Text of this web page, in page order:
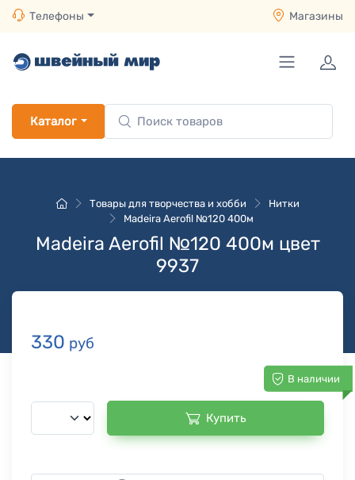
Телефоны Магазины
Каталог
Товары для творчества и хобби
Нитки
Madeira Aerofil №120 400м
Madeira Aerofil №120 400м цвет
9937
330 руб
В наличии
Купить